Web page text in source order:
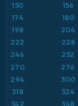
ギリシャ
スイス
スカンジナビア
スペイン
トルコ
気温（850hPa）
積雪深
突風
突風（最大）
150
156
174
180
198
204
222 228
246 252
270
276
294
300
318
324
342 348